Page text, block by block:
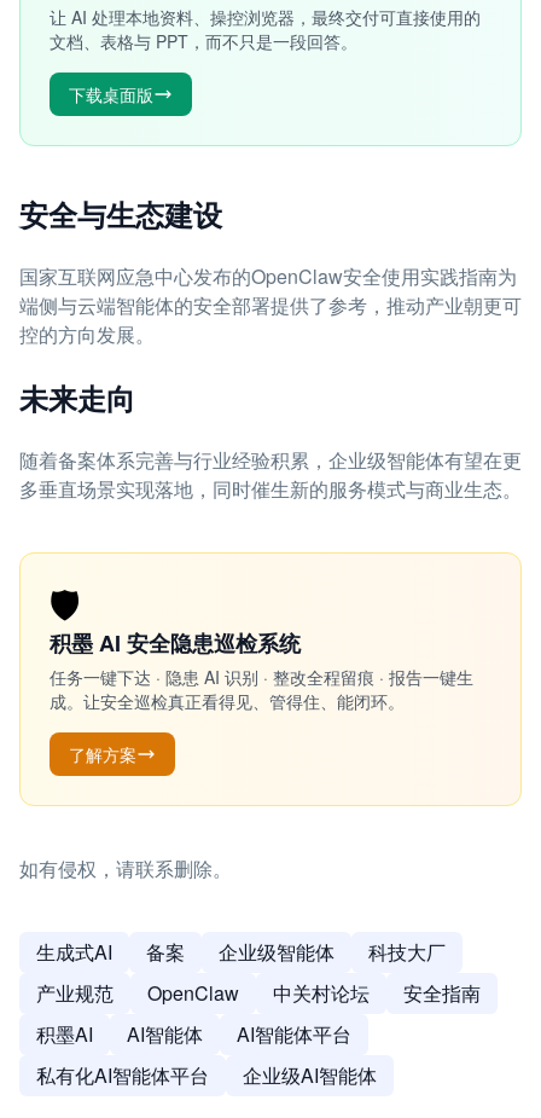
让 AI 处理本地资料、操控浏览器，最终交付可直接使用的
文档、表格与 PPT，而不只是一段回答。
下载桌面版
安全与生态建设
国家互联网应急中心发布的OpenClaw安全使用实践指南为
端侧与云端智能体的安全部署提供了参考，推动产业朝更可
控的方向发展。
未来走向
随着备案体系完善与行业经验积累，企业级智能体有望在更
多垂直场景实现落地，同时催生新的服务模式与商业生态。
🛡️
积墨 AI 安全隐患巡检系统
任务一键下达 · 隐患 AI 识别 · 整改全程留痕 · 报告一键生
成。让安全巡检真正看得见、管得住、能闭环。
了解方案
如有侵权，请联系删除。
生成式AI 备案 企业级智能体
科技大厂
产业规范
OpenClaw 中关村论坛
安全指南
积墨AI
AI智能体
AI智能体平台
私有化AI智能体平台
企业级AI智能体